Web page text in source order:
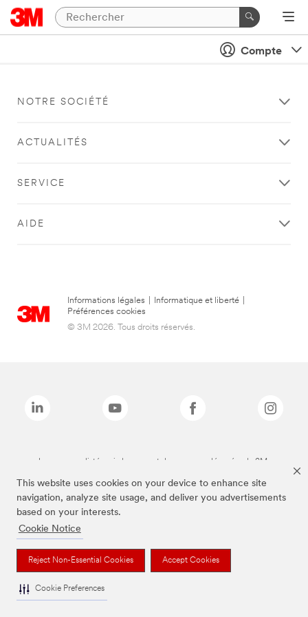
This website uses cookies on your device to enhance site
navigation, analyze site usage, and deliver you advertisements
based on your interests.
Cookie Notice
Reject Non-Essential Cookies Accept Cookies
Cookie Preferences
Compte
NOTRE SOCIÉTÉ
ACTUALITÉS
SERVICE
AIDE
Informations légales Informatique et liberté
Préférences cookies
© 3M 2026. Tous droits réservés.
Les marques listées ci-dessus sont des marques déposées de 3M.